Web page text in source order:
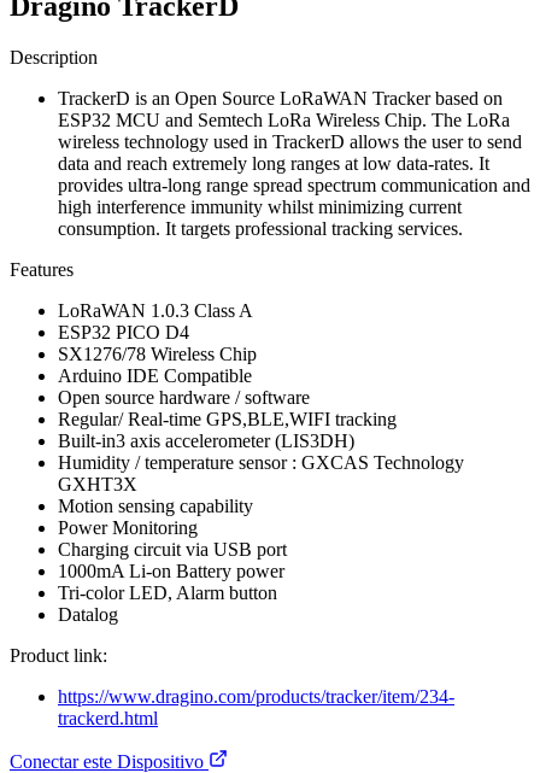
Description
TrackerD is an Open Source LoRaWAN Tracker based on
ESP32 MCU and Semtech LoRa Wireless Chip. The LoRa
wireless technology used in TrackerD allows the user to send
data and reach extremely long ranges at low data-rates. It
provides ultra-long range spread spectrum communication and
high interference immunity whilst minimizing current
consumption. It targets professional tracking services.
Features
LoRaWAN 1.0.3 Class A
ESP32 PICO D4
SX1276/78 Wireless Chip
Arduino IDE Compatible
Open source hardware / software
Regular/ Real-time GPS,BLE,WIFI tracking
Built-in3 axis accelerometer (LIS3DH)
Humidity / temperature sensor : GXCAS Technology
GXHT3X
Motion sensing capability
Power Monitoring
Charging circuit via USB port
1000mA Li-on Battery power
Tri-color LED, Alarm button
Datalog
Product link:
https://www.dragino.com/products/tracker/item/234-
trackerd.html
Conectar este Dispositivo